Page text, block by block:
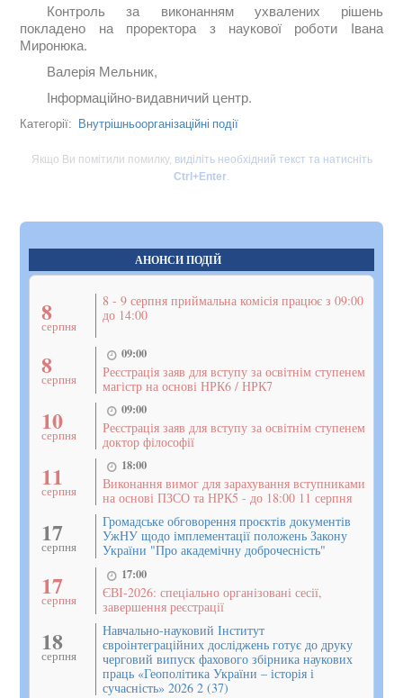
Контроль за виконанням ухвалених рішень
покладено на проректора з наукової роботи Івана
Миронюка.
Валерія Мельник,
Інформаційно-видавничий центр.
Категорії: Внутрішньоорганізаційні події
Якщо Ви помітили помилку, виділіть необхідний текст та натисніть
Ctrl+Enter.
АНОНСИ ПОДІЙ
8
серпня
8 - 9 серпня приймальна комісія працює з 09:00
до 14:00
8
серпня
09:00
Реєстрація заяв для вступу за освітнім ступенем
магістр на основі НРК6 / НРК7
10
серпня
09:00
Реєстрація заяв для вступу за освітнім ступенем
доктор філософії
11
серпня
18:00
Виконання вимог для зарахування вступниками
на основі ПЗСО та НРК5 - до 18:00 11 серпня
17
серпня
Громадське обговорення проєктів документів
УжНУ щодо імплементації положень Закону
України "Про академічну доброчесність"
17
серпня
17:00
ЄВІ-2026: спеціально організовані сесії,
завершення реєстрації
18
серпня
Навчально-науковий Інститут
євроінтеграційних досліджень готує до друку
черговий випуск фахового збірника наукових
праць «Геополітика України – історія і
сучасність» 2026 2 (37)